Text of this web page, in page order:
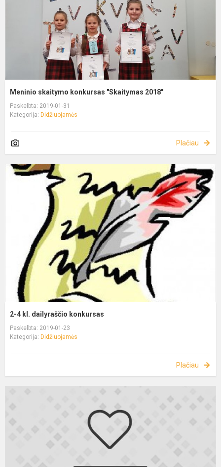
Meninio skaitymo konkursas "Skaitymas 2018"
Paskelbta: 2019-01-31
Kategorija: Didžiuojamės
Plačiau
2-4 kl. dailyraščio konkursas
Paskelbta: 2019-01-23
Kategorija: Didžiuojamės
Plačiau